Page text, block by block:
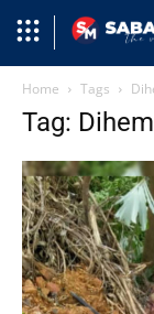
Home Tags
Tag: